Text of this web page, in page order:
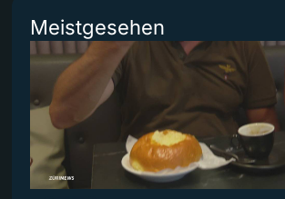
Meistgesehen